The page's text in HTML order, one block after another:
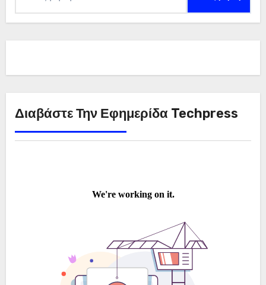
Διαβάστε Την Εφημερίδα Techpress